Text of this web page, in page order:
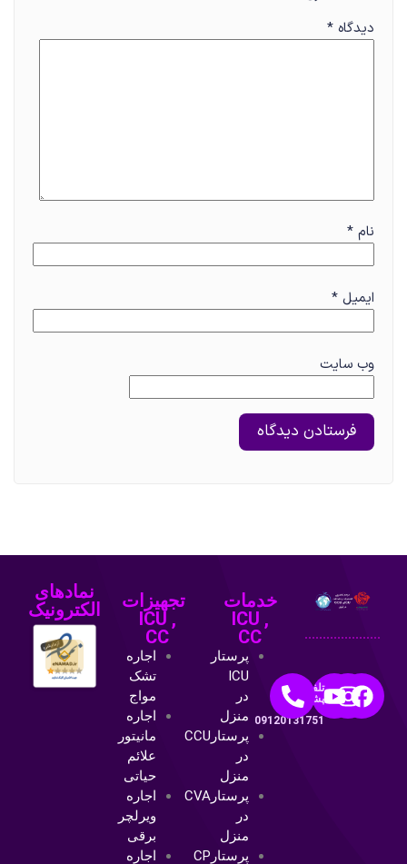
دیدگاه *
نام *
ایمیل *
وب‌ سایت
تلفن
پشتیبانی:
09120131751
خدمات
ICU ,
CC
پرستار
ICU
در
منزل
پرستارCCU
در
منزل
پرستارCVA
در
منزل
پرستارCP
تجهیزات
ICU ,
CC
اجاره
تشک
مواج
اجاره
مانیتور
علائم
حیاتی
اجاره
ویرلچر
برقی
اجاره
نمادهای
الکترونیک